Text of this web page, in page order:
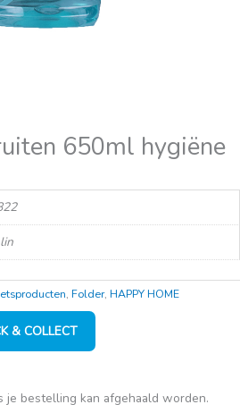
650ml hygiëne
, Folder, HAPPY HOME
& COLLECT
bestelling kan afgehaald worden.